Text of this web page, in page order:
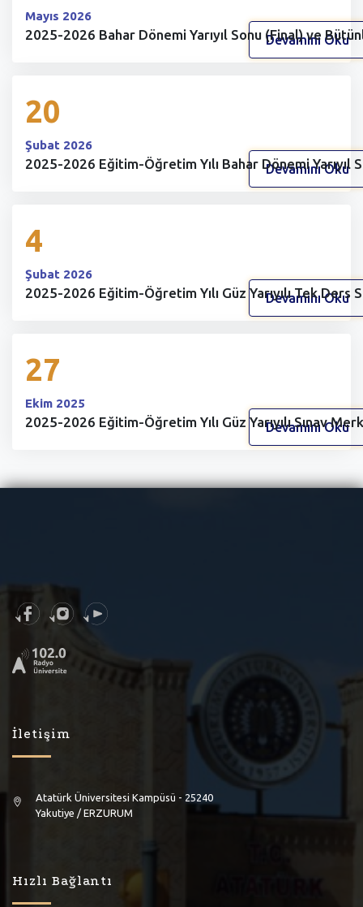
Mayıs 2026
2025-2026 Bahar Dönemi Yarıyıl Sonu (Final) ve
Devamını Oku
20
Şubat 2026
2025-2026 Eğitim-Öğretim Yılı Bahar DönemiDevamını Oku
4
Şubat 2026
2025-2026 Eğitim-Öğretim Yılı Güz Yarıyılı Tek Ders
Devamını Oku
27
Ekim 2025
2025-2026 Eğitim-Öğretim Yılı Güz Yarıyılı Sınav
Devamını Oku
İletişim
Atatürk Üniversitesi Kampüsü - 25240
Yakutiye / ERZURUM
Hızlı Bağlantı